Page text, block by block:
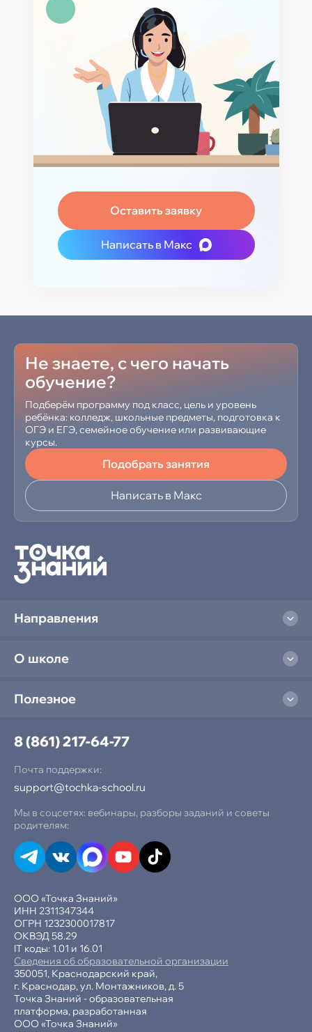
Оставить заявку
Написать в Макс
Не знаете, с чего начать
обучение?
Подберём программу под класс, цель и уровень
ребёнка: колледж, школьные предметы, подготовка к
ОГЭ и ЕГЭ, семейное обучение или развивающие
курсы.
Подобрать занятия
Написать в Макс
ООО «Точка Знаний»
ИНН 2311347344
ОГРН 1232300017817
ОКВЭД 58.29
IT коды: 1.01 и 16.01
Сведения об образовательной организации
350051, Краснодарский край,
г. Краснодар, ул. Монтажников, д. 5
Точка Знаний - образовательная
платформа, разработанная
ООО «Точка Знаний»
Направления
О школе
Полезное
8 (861) 217-64-77
Почта поддержки:
support@tochka-school.ru
Мы в соцсетях: вебинары, разборы заданий и советы
родителям: